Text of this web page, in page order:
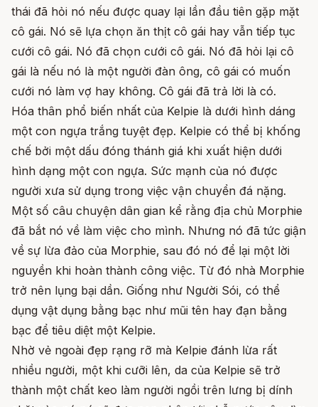
thái đã hỏi nó nếu được quay lại lần đầu tiên gặp mặt
cô gái. Nó sẽ lựa chọn ăn thịt cô gái hay vẫn tiếp tục
cưới cô gái. Nó đã chọn cưới cô gái. Nó đã hỏi lại cô
gái là nếu nó là một người đàn ông, cô gái có muốn
cưới nó làm vợ hay không. Cô gái đã trả lời là có.
Hóa thân phổ biến nhất của Kelpie là dưới hình dáng
một con ngựa trắng tuyệt đẹp. Kelpie có thể bị khống
chế bởi một dấu đóng thánh giá khi xuất hiện dưới
hình dạng một con ngựa. Sức mạnh của nó được
người xưa sử dụng trong việc vận chuyển đá nặng.
Một số câu chuyện dân gian kể rằng địa chủ Morphie
đã bắt nó về làm việc cho mình. Nhưng nó đã tức giận
về sự lừa đảo của Morphie, sau đó nó để lại một lời
nguyền khi hoàn thành công việc. Từ đó nhà Morphie
trở nên lụng bại dần. Giống như Người Sói, có thể
dụng vật dụng bằng bạc như mũi tên hay đạn bằng
bạc để tiêu diệt một Kelpie.
Nhờ vẻ ngoài đẹp rạng rỡ mà Kelpie đánh lừa rất
nhiều người, một khi cưỡi lên, da của Kelpie sẽ trở
thành một chất keo làm người ngồi trên lưng bị dính